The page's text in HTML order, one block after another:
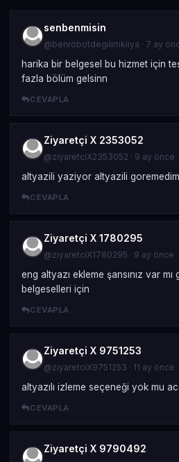
senbenmisin
@benrobotdegilimkiiya · 7 ay
harika bir belgesel bu hizmet için
fazla bölüm gelsinn
CEVAPLA
Ziyaretçi X 2353052
@ziyaretciX2353052 · 9 ay önce
altyazili yaziyor altyazili
CEVAPLA
Ziyaretçi X 1780295
@ziyaretciX1780295 · 9 ay önce
eng altyazı ekleme şansınız var
belgeselleri için
CEVAPLA
Ziyaretçi X 9751253
@ziyaretciX9751253 · 11 ay önce
altyazılı izleme seçeneği yok mu
CEVAPLA
Ziyaretçi X 9790492